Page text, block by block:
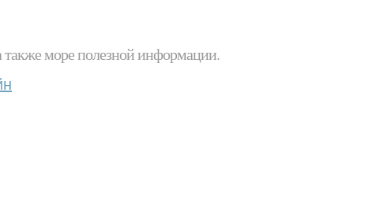
также море полезной информации.